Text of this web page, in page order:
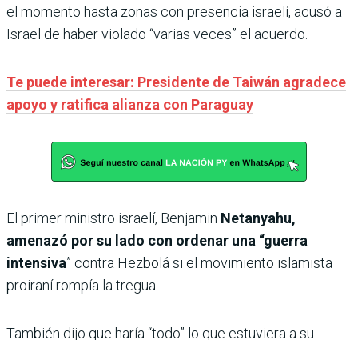
el momento hasta zonas con presencia israelí, acusó a
Israel de haber violado “varias veces” el acuerdo.
Te puede interesar: Presidente de Taiwán agradece
apoyo y ratifica alianza con Paraguay
El primer ministro israelí, Benjamin Netanyahu,
amenazó por su lado con ordenar una “guerra
intensiva” contra Hezbolá si el movimiento islamista
proiraní rompía la tregua.
También dijo que haría “todo” lo que estuviera a su